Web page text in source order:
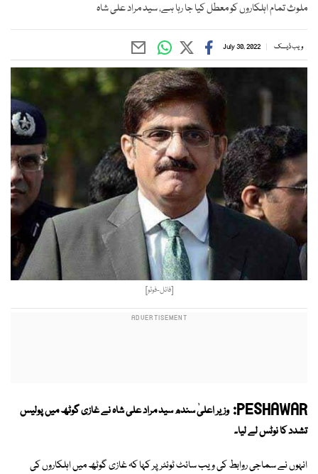
ملوث تمام اہلکاروں کو معطل کیا جا رہا ہے، سید مراد علی شاہ
ویب ڈیسک July 30, 2022
[فائل-فوٹو]
PESHAWAR: وزیر اعلیٰ سندھ سید مراد علی شاہ نے غازی گوٹھ میں پولیس
تشدد کا نوٹس لے لیا۔
انہوں نے سماجی روابط کی ویب سائٹ ٹوئٹر پر کہا کہ غازی گوٹھ میں اہلکاروں کی